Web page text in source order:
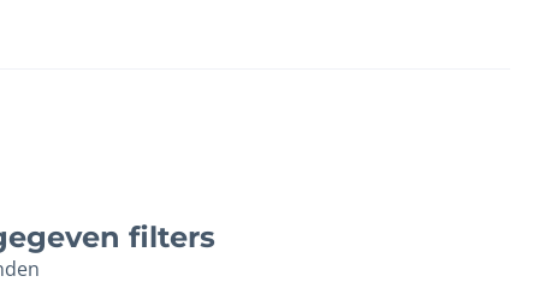
filters